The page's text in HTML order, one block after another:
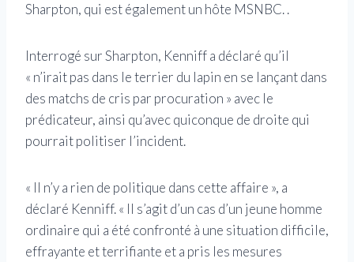
Sharpton, qui est également un hôte MSNBC. .
Interrogé sur Sharpton, Kenniff a déclaré qu’il
« n’irait pas dans le terrier du lapin en se lançant dans
des matchs de cris par procuration » avec le
prédicateur, ainsi qu’avec quiconque de droite qui
pourrait politiser l’incident.
« Il n’y a rien de politique dans cette affaire », a
déclaré Kenniff. « Il s’agit d’un cas d’un jeune homme
ordinaire qui a été confronté à une situation difficile,
effrayante et terrifiante et a pris les mesures